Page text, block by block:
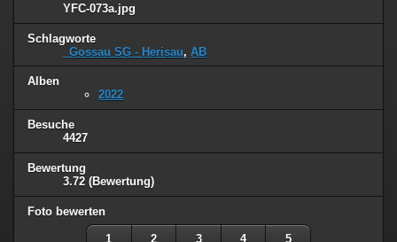
YFC-073a.jpg
Schlagworte
_Gossau SG - Herisau, AB
Alben
2022
Besuche
4427
Bewertung
3.72 (Bewertung)
Foto bewerten
1 2 3 4 5